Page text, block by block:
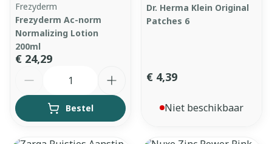
Frezyderm
Frezyderm Ac-norm
Normalizing Lotion
200ml
€ 24,29
Bestel
Dr. Herma Klein Original
Patches 6
€ 4,39
Niet beschikbaar